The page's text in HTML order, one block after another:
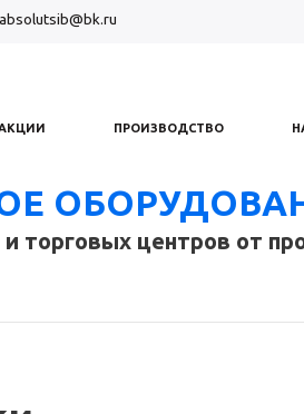
absolutsib@bk.ru
ПРОИЗВОДСТВО
и торговых центров от